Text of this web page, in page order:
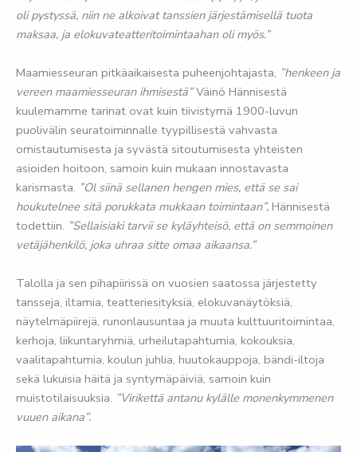
oli pystyssä, niin ne alkoivat tanssien järjestämisellä tuota
maksaa, ja elokuvateatteritoimintaahan oli myös.”
Maamiesseuran pitkäaikaisesta puheenjohtajasta, ”henkeen ja
vereen maamiesseuran ihmisestä”Väinö Hännisestä
kuulemamme tarinat ovat kuin tiivistymä 1900-luvun
puolivälin seuratoiminnalle tyypillisestä vahvasta
omistautumisesta ja syvästä sitoutumisesta yhteisten
asioiden hoitoon, samoin kuin mukaan innostavasta
karismasta. ”Ol siinä sellanen hengen mies, että se sai
houkutelnee sitä porukkata mukkaan toimintaan”, Hännisestä
todettiin. ”Sellaisiaki tarvii se kyläyhteisö, että on semmoinen
vetäjähenkilö, joka uhraa sitte omaa aikaansa.”
Talolla ja sen pihapiirissä on vuosien saatossa järjestetty
tansseja, iltamia, teatteriesityksiä, elokuvanäytöksiä,
näytelmäpiirejä, runonlausuntaa ja muuta kulttuuritoimintaa,
kerhoja, liikuntaryhmiä, urheilutapahtumia, kokouksia,
vaalitapahtumia, koulun juhlia, huutokauppoja, bändi-iltoja
sekä lukuisia häitä ja syntymäpäiviä, samoin kuin
muistotilaisuuksia. ”Virikettä antanu kylälle monenkymmenen
vuuen aikana”.